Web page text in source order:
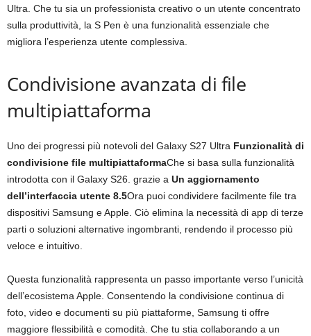
Ultra. Che tu sia un professionista creativo o un utente concentrato
sulla produttività, la S Pen è una funzionalità essenziale che
migliora l’esperienza utente complessiva.
Condivisione avanzata di file
multipiattaforma
Uno dei progressi più notevoli del Galaxy S27 Ultra Funzionalità di
condivisione file multipiattaformaChe si basa sulla funzionalità
introdotta con il Galaxy S26. grazie a Un aggiornamento
dell’interfaccia utente 8.5Ora puoi condividere facilmente file tra
dispositivi Samsung e Apple. Ciò elimina la necessità di app di terze
parti o soluzioni alternative ingombranti, rendendo il processo più
veloce e intuitivo.
Questa funzionalità rappresenta un passo importante verso l’unicità
dell’ecosistema Apple. Consentendo la condivisione continua di
foto, video e documenti su più piattaforme, Samsung ti offre
maggiore flessibilità e comodità. Che tu stia collaborando a un